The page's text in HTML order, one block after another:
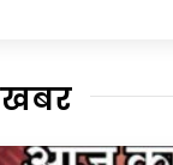
खबर